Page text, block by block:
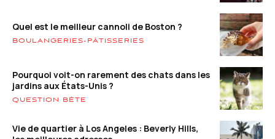
Quel est le meilleur cannoli de Boston ?
BOULANGERIES-PÂTISSERIES
Pourquoi voit-on rarement des chats dans les
jardins aux États-Unis ?
QUESTION BÊTE
Vie de quartier à Los Angeles : Beverly Hills,